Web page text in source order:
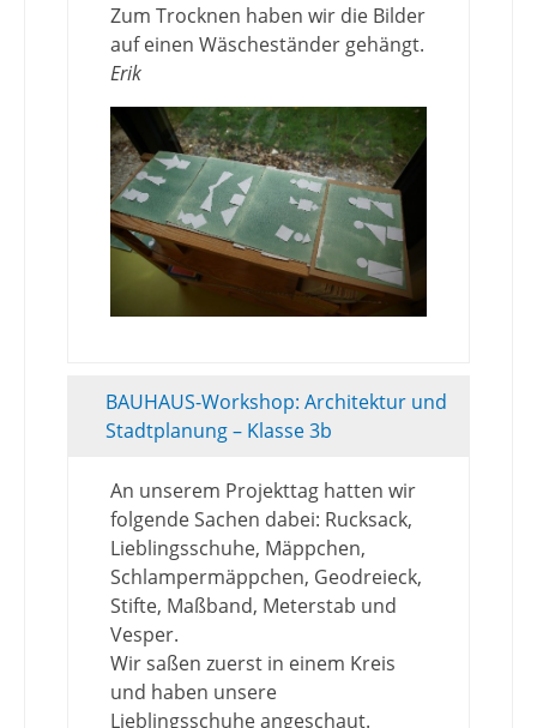
Zum Trocknen haben wir die Bilder
auf einen Wäscheständer gehängt.
Erik
BAUHAUS-Workshop: Architektur und
Stadtplanung – Klasse 3b
An unserem Projekttag hatten wir
folgende Sachen dabei: Rucksack,
Lieblingsschuhe, Mäppchen,
Schlampermäppchen, Geodreieck,
Stifte, Maßband, Meterstab und
Vesper.
Wir saßen zuerst in einem Kreis
und haben unsere
Lieblingsschuhe angeschaut.